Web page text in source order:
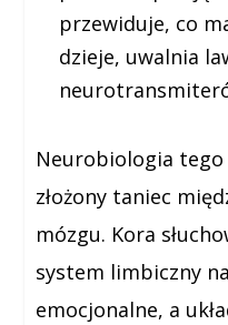
przewiduje, co
dzieje, uwalnia
Neurobiologia
złożony taniec
mózgu. Kora
system limbiczny
emocjonalne, a